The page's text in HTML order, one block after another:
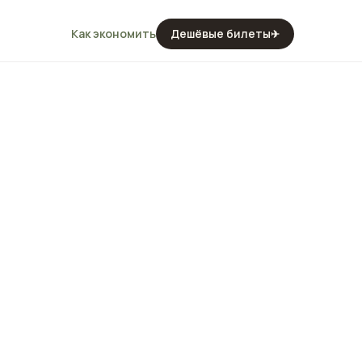
Как экономить Дешёвые билеты ✈